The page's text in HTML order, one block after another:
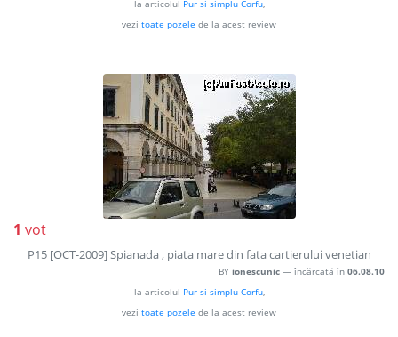
la articolul Pur si simplu Corfu,
vezi toate pozele de la acest review
1 vot
P15 [OCT-2009] Spianada , piata mare din fata cartierului venetian
BY ionescunic — încărcată în 06.08.10
la articolul Pur si simplu Corfu,
vezi toate pozele de la acest review